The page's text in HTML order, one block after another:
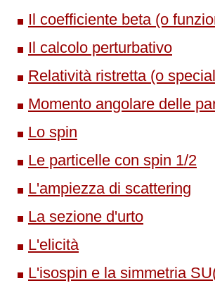
Il coefficiente beta (o
Il calcolo perturbativo
Relatività ristretta (o
Momento angolare delle
Lo spin
Le particelle con spin 1/2
L'ampiezza di scattering
La sezione d'urto
L'elicità
L'isospin e la simmetria